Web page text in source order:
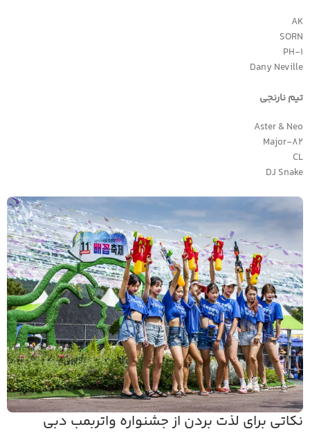
AK
SORN
PH-1
Dany Neville
تیم نارنجی
Aster & Neo
82-Major
CL
DJ Snake
نکاتی برای لذت بردن از جشنواره واتربمب دبی